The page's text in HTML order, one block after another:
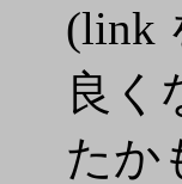
(link
良く
たか